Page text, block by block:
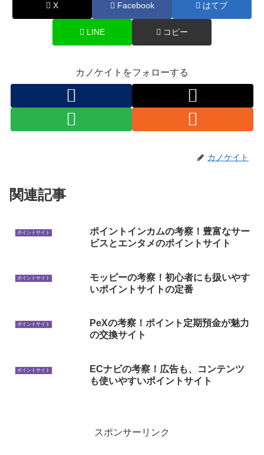
X Facebook はてブ
LINE コピー
カノケイトをフォローする
カノケイト
関連記事
ポイントサイト
ポイントインカムの考察！豊富なサー
ビスとエンタメのポイントサイト
ポイントサイト
モッピーの考察！初心者にも扱いやす
いポイントサイトの定番
ポイントサイト
PeXの考察！ポイント定期預金が魅力
の交換サイト
ポイントサイト
ECナビの考察！広告も、コンテンツ
も使いやすいポイントサイト
スポンサーリンク